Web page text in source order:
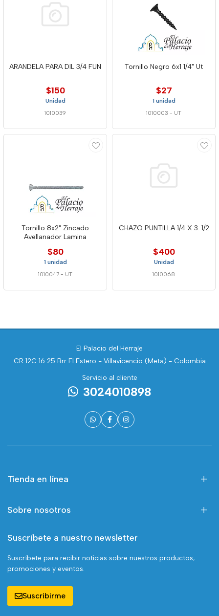
ARANDELA PARA DIL 3/4 FUN
$150
Unidad
1010039
Tornillo Negro 6x1 1/4" Ut
$27
1 unidad
1010003 - UT
Tornillo 8x2" Zincado
Avellanador Lamina
$80
1 unidad
1010047 - UT
CHAZO PUNTILLA 1/4 X 3. 1/2
$400
Unidad
1010068
El Palacio del Herraje
CR 12C 16 25 Brr El Estero - Villavicencio (Meta) - Colombia
Servicio al cliente
3024010898
Tienda en línea
Sobre nosotros
Suscríbete a nuestro newsletter
Suscríbete para recibir noticias sobre nuestros productos,
promociones y eventos.
Suscribirme